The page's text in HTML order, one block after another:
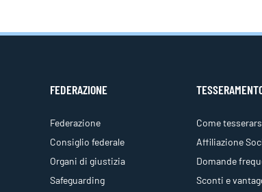
FEDERAZIONE
Federazione
Consiglio federale
Organi di giustizia
Safeguarding
Come
Affiliazione
Domande
Sconti e